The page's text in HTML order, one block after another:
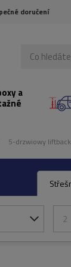
doručení
a
5-drzwiowy liftback
2